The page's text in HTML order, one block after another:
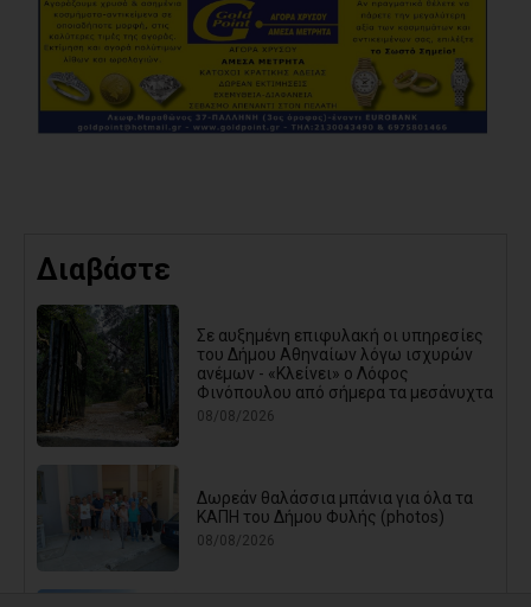
Διαβάστε
Σε αυξημένη επιφυλακή οι υπηρεσίες
του Δήμου Αθηναίων λόγω ισχυρών
ανέμων - «Κλείνει» ο Λόφος
Φινόπουλου από σήμερα τα μεσάνυχτα
08/08/2026
Δωρεάν θαλάσσια μπάνια για όλα τα
ΚΑΠΗ του Δήμου Φυλής (photos)
08/08/2026